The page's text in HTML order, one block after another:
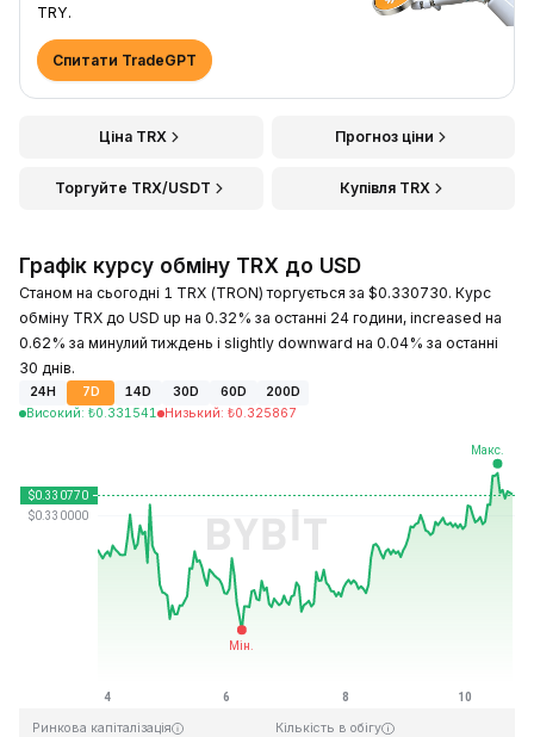
TRY.
Спитати TradeGPT
Ціна TRX Прогноз ціни
Торгуйте TRX/USDT Купівля TRX
Графік курсу обміну TRX до USD
Станом на сьогодні 1 TRX (TRON) торгується за $0.330730. Курс
обміну TRX до USD up на 0.32% за останні 24 години, increased на
0.62% за минулий тиждень і slightly downward на 0.04% за останні
30 днів.
24H 7D 14D 30D 60D
200D
Високий: ₺0.331541 Низький: ₺0.325867
Останнє оновлення: 2026-08-10, 19:25 GMT+0
₺0.431288 ₺0.001804
Ринкова капіталізація Кількість в обігу